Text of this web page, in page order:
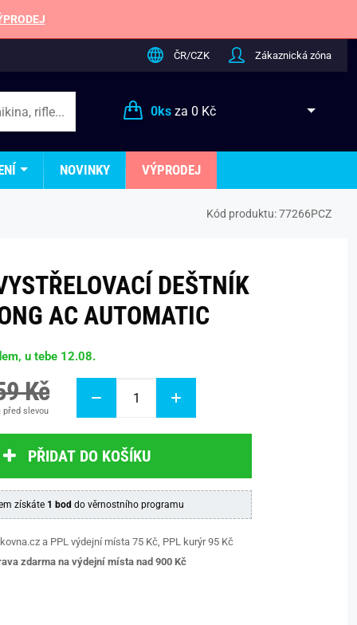
ČR/CZK Zákaznická zóna
0ksza 0 Kč
NOVINKY VÝPRODEJ
Kód produktu:77266PCZ
DEŠTNÍK
AC AUTOMATIC
u tebe 12.08.
Kč
před slevou
PŘIDAT DO KOŠÍKU
získáte 1 bod do věrnostního programu
a PPL výdejní místa 75 Kč, PPL kurýr 95 Kč
zdarma na výdejní místa nad 900 Kč